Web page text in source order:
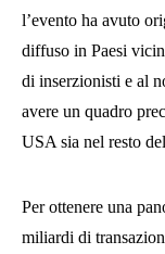
l’evento ha avuto
diffuso in Paesi
di inserzionisti e al
avere un quadro
USA sia nel resto
Per ottenere una
miliardi di